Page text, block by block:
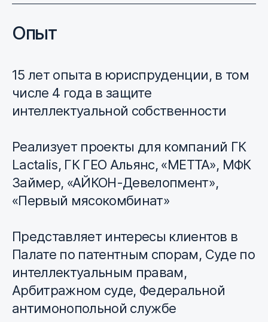
Опыт
15 лет опыта в юриспруденции, в том
числе 4 года в защите
интеллектуальной собственности
Реализует проекты для компаний ГК
Lactalis, ГК ГЕО Альянс, «МЕТТА», МФК
Займер, «АЙКОН-Девелопмент»,
«Первый мясокомбинат»
Представляет интересы клиентов в
Палате по патентным спорам, Суде по
интеллектуальным правам,
Арбитражном суде, Федеральной
антимонопольной службе